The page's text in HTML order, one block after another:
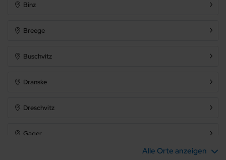
Binz
Breege
Buschvitz
Dranske
Dreschvitz
Gager
Alle Orte anzeigen